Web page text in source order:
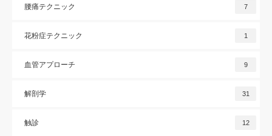
腰痛テクニック 7
花粉症テクニック 1
血管アプローチ 9
解剖学 31
触診 12